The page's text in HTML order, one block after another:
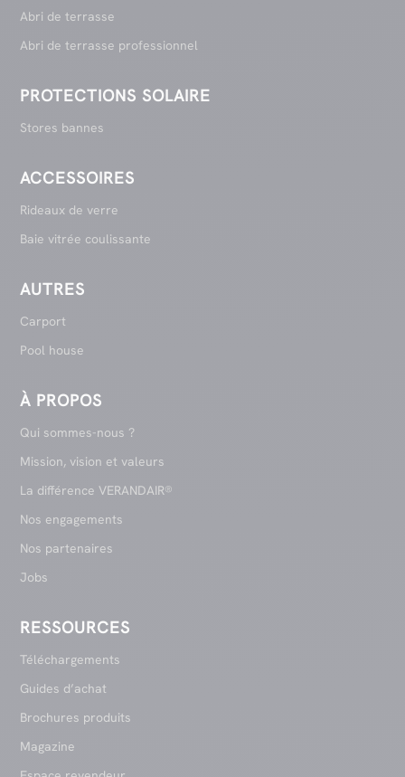
Abri de terrasse
Abri de terrasse professionnel
PROTECTIONS SOLAIRE
Stores bannes
ACCESSOIRES
Rideaux de verre
Baie vitrée coulissante
AUTRES
Carport
Pool house
À PROPOS
Qui sommes-nous ?
Mission, vision et valeurs
La différence VERANDAIR®
Nos engagements
Nos partenaires
Jobs
RESSOURCES
Téléchargements
Guides d’achat
Brochures produits
Magazine